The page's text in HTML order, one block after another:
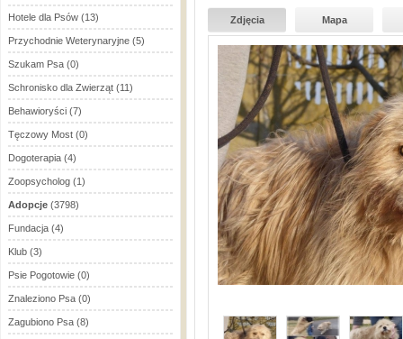
Hotele dla Psów (13)
Przychodnie Weterynaryjne (5)
Szukam Psa (0)
Schronisko dla Zwierząt (11)
Behawioryści (7)
Tęczowy Most (0)
Dogoterapia (4)
Zoopsycholog (1)
Adopcje (3798)
Fundacja (4)
Klub (3)
Psie Pogotowie (0)
Znaleziono Psa (0)
Zagubiono Psa (8)
Zdjęcia Mapa